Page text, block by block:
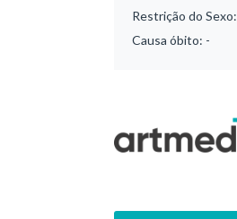
Restrição do Sexo:
Causa óbito: -